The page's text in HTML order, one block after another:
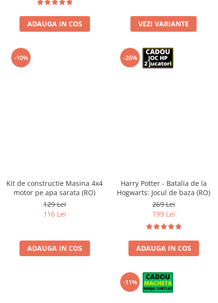
ADAUGA IN COS VEZI VARIANTE
-10%
Kit de constructie Masina 4x4
motor pe apa sarata (RO)
129 Lei
116 Lei
ADAUGA IN COS
-26%
Harry Potter - Batalia de la
Hogwarts: Jocul de baza (RO)
269 Lei
199 Lei
ADAUGA IN COS
-11%